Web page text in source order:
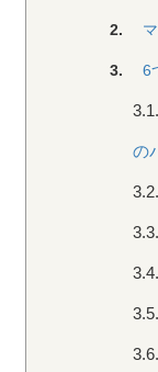
2.
3. 6
3.1.
の
3.2.
3.3.
3.4.
3.5.
3.6.